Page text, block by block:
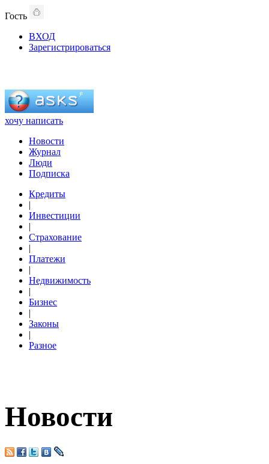
Гость
ВХОД
Зарегистрироваться
хочу написать
Новости
Журнал
Люди
Подписка
Кредиты
|
Инвестиции
|
Страхование
|
Платежи
|
Недвижимость
|
Бизнес
|
Законы
|
Разное
Новости